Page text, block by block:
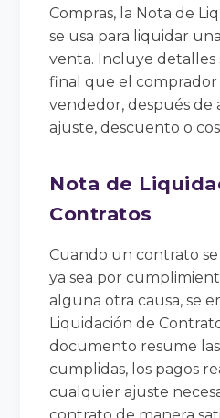
Compras, la Nota de
se usa para liquidar
venta. Incluye
final que el comprador
vendedor, después de
ajuste, descuento o
Nota de
Contratos
Cuando un contrato
ya sea por
alguna otra causa, se
Liquidación de
documento resume
cumplidas, los pagos
cualquier ajuste